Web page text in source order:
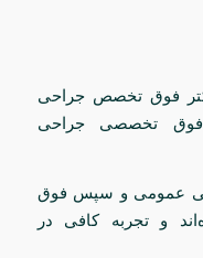
فوق تخصص جراحی
فوق تخصصی جراحی
عمومی و سپس فوق
و تجربه کافی در